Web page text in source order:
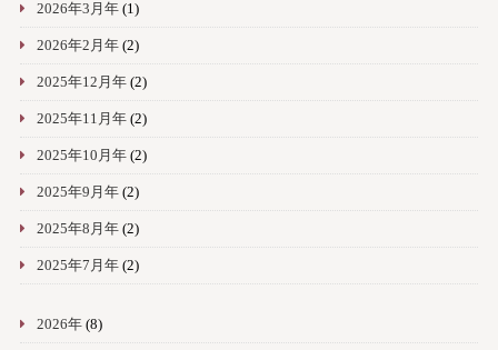
2026年3月年(1)
2026年2月年(2)
2025年12月年(2)
2025年11月年(2)
2025年10月年(2)
2025年9月年(2)
2025年8月年(2)
2025年7月年(2)
2026年(8)